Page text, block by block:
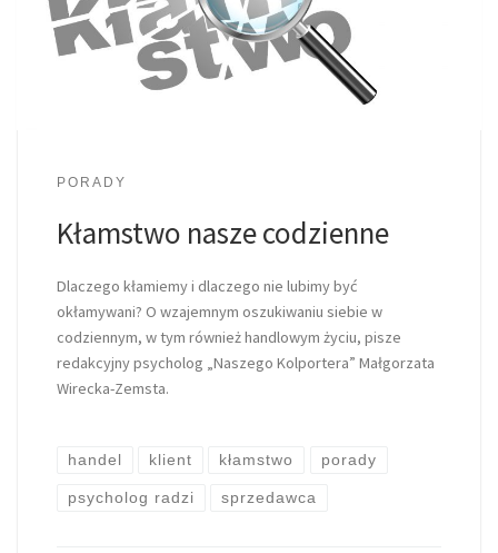
PORADY
Kłamstwo nasze codzienne
Dlaczego kłamiemy i dlaczego nie lubimy być
okłamywani? O wzajemnym oszukiwaniu siebie w
codziennym, w tym również handlowym życiu, pisze
redakcyjny psycholog „Naszego Kolportera” Małgorzata
Wirecka-Zemsta.
handel klient kłamstwo porady
psycholog radzi sprzedawca